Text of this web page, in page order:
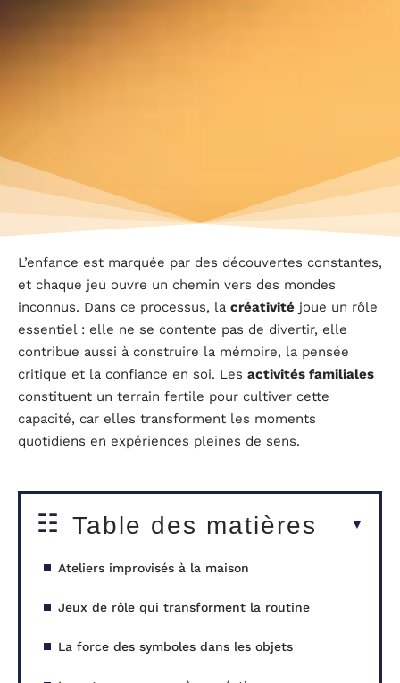
L’enfance est marquée par des découvertes constantes,
et chaque jeu ouvre un chemin vers des mondes
inconnus. Dans ce processus, la créativité joue un rôle
essentiel : elle ne se contente pas de divertir, elle
contribue aussi à construire la mémoire, la pensée
critique et la confiance en soi. Les activités familiales
constituent un terrain fertile pour cultiver cette
capacité, car elles transforment les moments
quotidiens en expériences pleines de sens.
Table des matières
Ateliers improvisés à la maison
Jeux de rôle qui transforment la routine
La force des symboles dans les objets